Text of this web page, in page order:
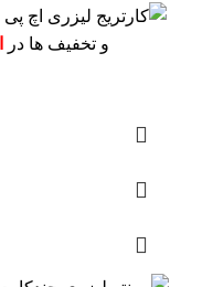
و تخفیف ها در